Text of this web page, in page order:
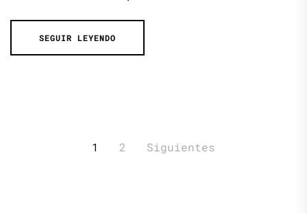
SEGUIR LEYENDO
Paginación
1 2 Siguientes